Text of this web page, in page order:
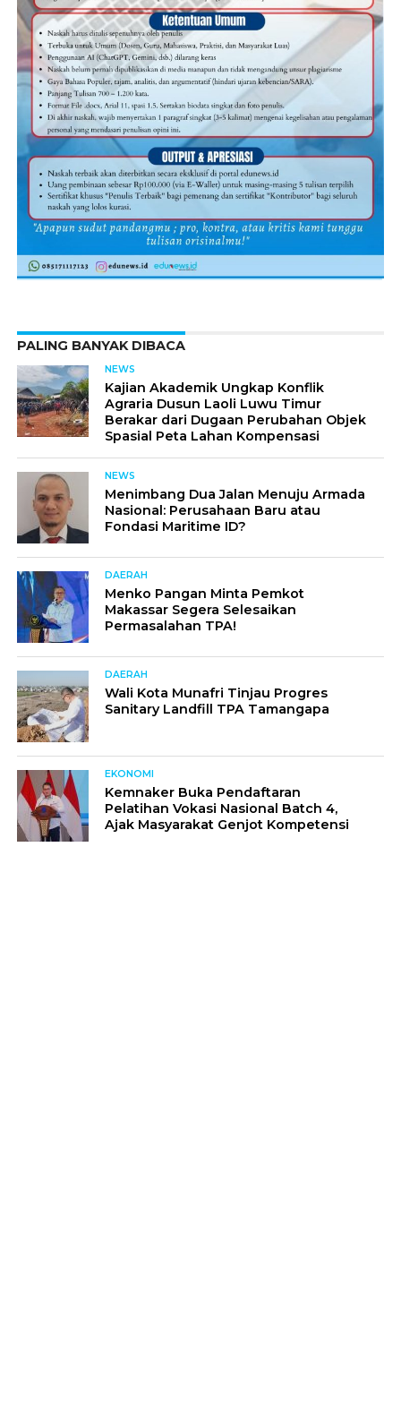
PALING BANYAK DIBACA
NEWS
Kajian Akademik Ungkap Konflik
Agraria Dusun Laoli Luwu Timur
Berakar dari Dugaan Perubahan Objek
Spasial Peta Lahan Kompensasi
NEWS
Menimbang Dua Jalan Menuju Armada
Nasional: Perusahaan Baru atau
Fondasi Maritime ID?
DAERAH
Menko Pangan Minta Pemkot
Makassar Segera Selesaikan
Permasalahan TPA!
DAERAH
Wali Kota Munafri Tinjau Progres
Sanitary Landfill TPA Tamangapa
EKONOMI
Kemnaker Buka Pendaftaran
Pelatihan Vokasi Nasional Batch 4,
Ajak Masyarakat Genjot Kompetensi